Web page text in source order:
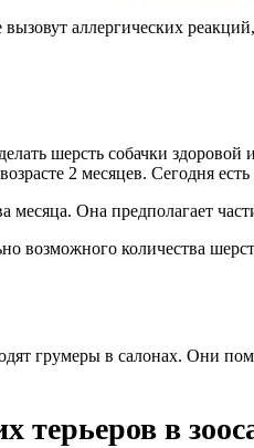
аллергических
шерсть собачки
2 месяцев. Сегодня есть
месяца. Она предполагает
количества
грумеры в салонах. Они
в